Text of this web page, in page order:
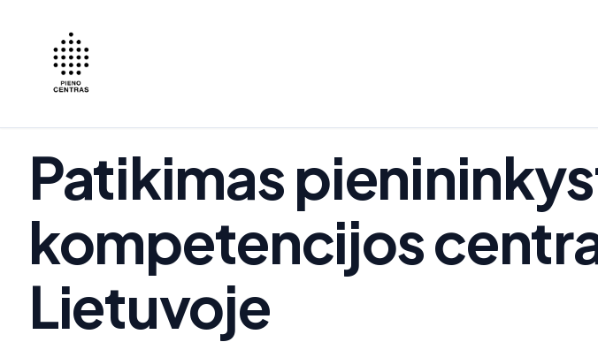
Patikimas
kompetencijos
Lietuvoje